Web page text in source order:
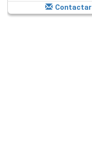
Contactar